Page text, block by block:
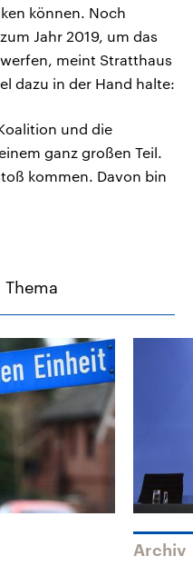
können. Noch
Jahr 2019, um das
meint Stratthaus
dazu in der Hand halte:
und die
ganz großen Teil.
kommen. Davon bin
Archiv